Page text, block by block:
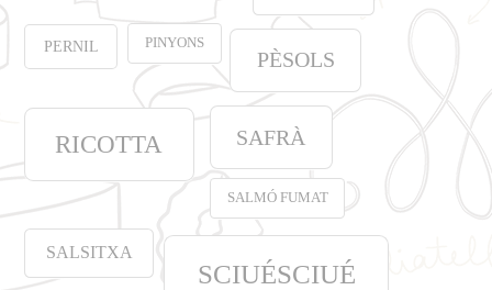
PERNIL PINYONS
PÈSOLS
RICOTTA SAFRÀ
SALMÓ FUMAT
SALSITXA
SCIUÉSCIUÉ